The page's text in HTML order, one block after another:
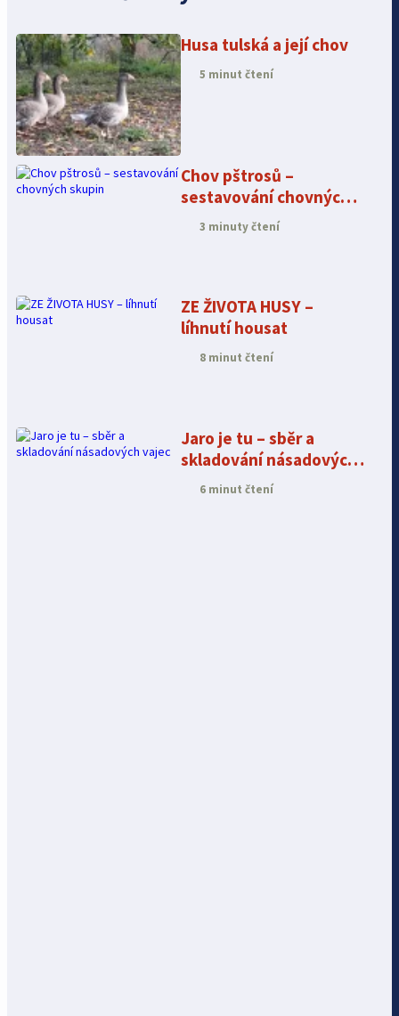
Husa tulská a její chov
5 minut čtení
Chov pštrosů –
sestavování chovných
skupin
3 minuty čtení
ZE ŽIVOTA HUSY –
líhnutí housat
8 minut čtení
Jaro je tu – sběr a
skladování násadových
vajec
6 minut čtení